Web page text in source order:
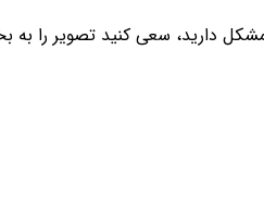
دارید، سعی کنید تصویر را